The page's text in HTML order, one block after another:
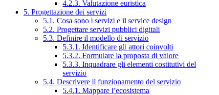
4.2.3. Valutazione euristica
5. Progettazione dei servizi
5.1. Cosa sono i servizi e il service design
5.2. Progettare servizi pubblici digitali
5.3. Definire il modello di servizio
5.3.1. Identificare gli attori coinvolti
5.3.2. Formulare la proposta di valore
5.3.3. Inquadrare gli elementi costitutivi del
servizio
5.4. Descrivere il funzionamento del servizio
5.4.1. Mappare l’ecosistema